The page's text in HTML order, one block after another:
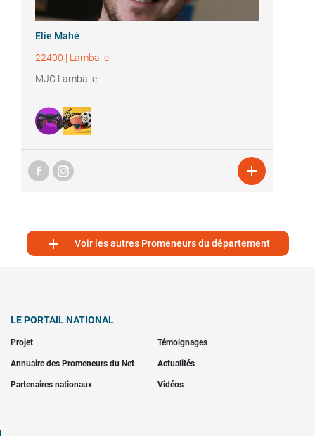
Elie Mahé
22400 | Lamballe
MJC Lamballe

 Voir les autres Promeneurs du département
LE PORTAIL NATIONAL
Projet Témoignages
Annuaire des Promeneurs du Net Actualités
Partenaires nationaux Vidéos